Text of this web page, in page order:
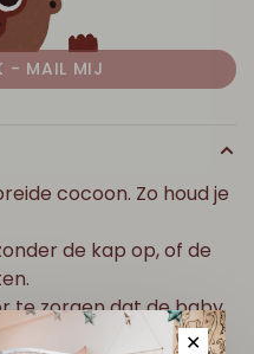
- MAIL MIJ
cocoon. Zo houd je
de kap op, of de
te zorgen dat de baby
✕